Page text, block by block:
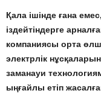
Қала ішінде ғана
іздейтіндерге
компаниясы орта
электрлік
заманауи
ыңғайлы етіп